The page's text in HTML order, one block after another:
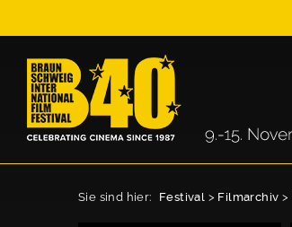
Sie sind hier: Festival > Filmarchiv >